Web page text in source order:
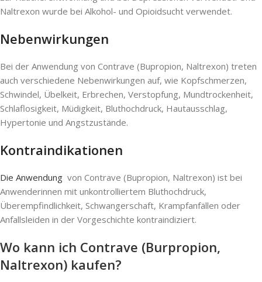
Naltrexon wurde bei Alkohol- und Opioidsucht verwendet.
Nebenwirkungen
Bei der Anwendung von Contrave (Bupropion, Naltrexon) treten
auch verschiedene Nebenwirkungen auf, wie Kopfschmerzen,
Schwindel, Übelkeit, Erbrechen, Verstopfung, Mundtrockenheit,
Schlaflosigkeit, Müdigkeit, Bluthochdruck, Hautausschlag,
Hypertonie und Angstzustände.
Kontraindikationen
Die Anwendung von Contrave (Bupropion, Naltrexon) ist bei
Anwenderinnen mit unkontrolliertem Bluthochdruck,
Überempfindlichkeit, Schwangerschaft, Krampfanfällen oder
Anfallsleiden in der Vorgeschichte kontraindiziert.
Wo kann ich Contrave (Burpropion,
Naltrexon) kaufen?